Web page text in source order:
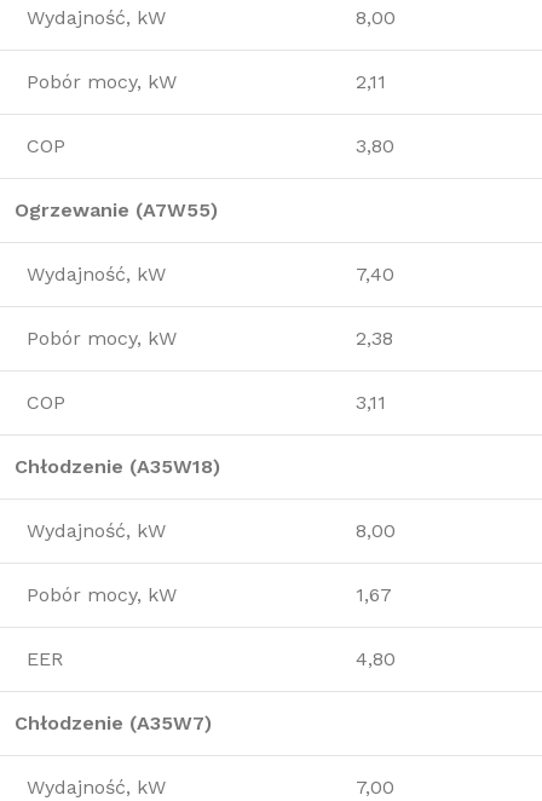
Wydajność, kW 8,00
Pobór mocy, kW 2,11
COP 3,80
Ogrzewanie (A7W55)
Wydajność, kW 7,40
Pobór mocy, kW 2,38
COP 3,11
Chłodzenie (A35W18)
Wydajność, kW 8,00
Pobór mocy, kW 1,67
EER 4,80
Chłodzenie (A35W7)
Wydajność, kW 7,00